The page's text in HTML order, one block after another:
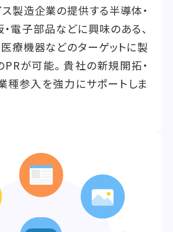
ス製造企業の提供する半導体・
・電子部品などに興味のある、
医療機器などのターゲットに製
PRが可能。貴社の新規開拓・
種参入を強力にサポートしま